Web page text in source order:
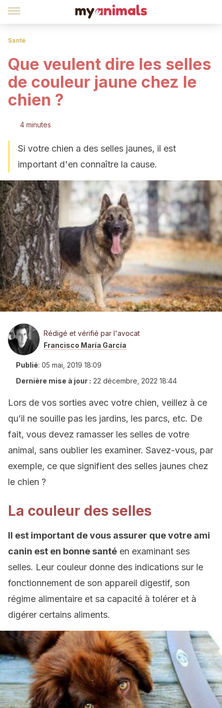
Santé
Que veulent dire les selles
de couleur jaune chez le
chien ?
4 minutes
Si votre chien a des selles jaunes, il est
important d'en connaître la cause.
Rédigé et vérifié par l'avocat
Francisco María García
Publié: 05 mai, 2019 18:09
Dernière mise à jour : 22 décembre, 2022 18:44
Lors de vos sorties avec votre chien, veillez à ce
qu’il ne souille pas les jardins, les parcs, etc. De
fait, vous devez ramasser les selles de votre
animal, sans oublier les examiner. Savez-vous, par
exemple, ce que signifient des selles jaunes chez
le chien ?
La couleur des selles
Il est important de vous assurer que votre ami
canin est en bonne santé en examinant ses
selles. Leur couleur donne des indications sur le
fonctionnement de son appareil digestif, son
régime alimentaire et sa capacité à tolérer et à
digérer certains aliments.